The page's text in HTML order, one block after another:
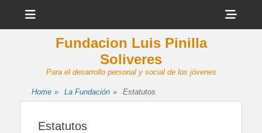
Fundacion Luis Pinilla
Soliveres
Para el desarrollo personal y social de los jóvenes
Home » La Fundación » Estatutos
Estatutos